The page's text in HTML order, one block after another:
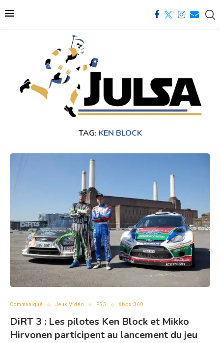
TAG: KEN BLOCK
Communiqué Jeux Vidéo PS3 Xbox 360
DiRT 3 : Les pilotes Ken Block et Mikko
Hirvonen participent au lancement du jeu